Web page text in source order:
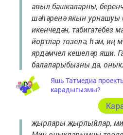
авыл башкаларны,
шәһәренә якын урнашуы
икенчедән, табигатебез
йортлар төзелә, һәм, иң
ярдәмчел кешеләр яши.
балаларыбызны да,
аналарын, өлкән буынны
шулай ук үз халкының
белсеннәр, дип
үк алар саф татар
җырлары җырлыйлар,
Яшь Татмедиа
карадыгызмы?